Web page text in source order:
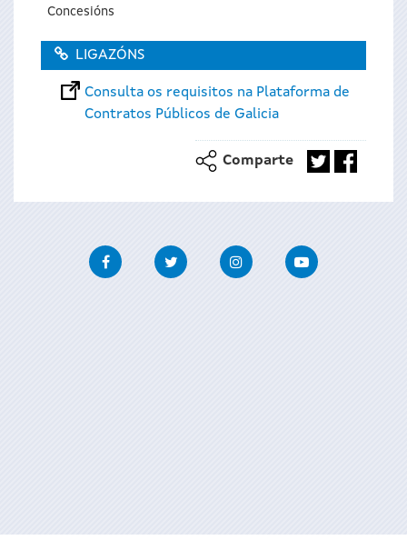
Concesións
LIGAZÓNS
Consulta os requisitos na Plataforma de
Contratos Públicos de Galicia
Comparte
FacebookTwitter InstagramYoutube